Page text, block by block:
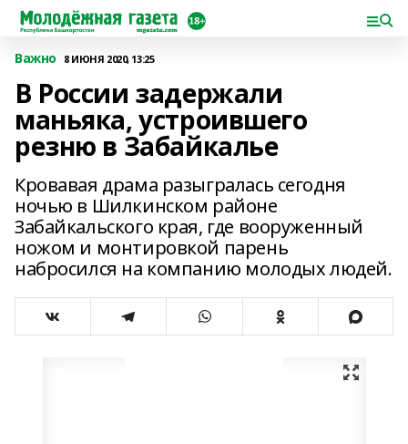
Важно 8 ИЮНЯ 2020, 13:25
В России задержали
маньяка, устроившего
резню в Забайкалье
Кровавая драма разыгралась сегодня
ночью в Шилкинском районе
Забайкальского края, где вооруженный
ножом и монтировкой парень
набросился на компанию молодых людей.